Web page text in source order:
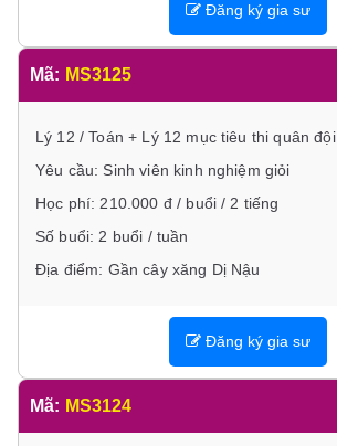
Đăng ký gia sư
Mã: MS3125
Lý 12 / Toán + Lý 12 mục tiêu thi quân đội
Yêu cầu: Sinh viên kinh nghiệm giỏi
Học phí: 210.000 đ / buổi / 2 tiếng
Số buổi: 2 buổi / tuần
Địa điểm: Gần cây xăng Dị Nậu
Đăng ký gia sư
Mã: MS3124